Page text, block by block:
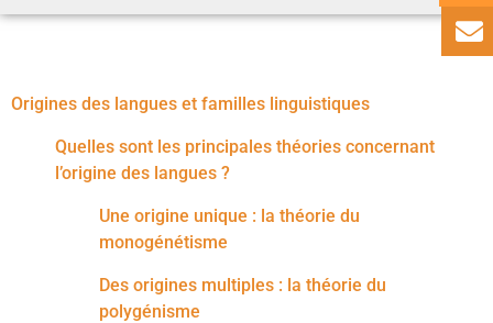
Origines des langues et familles linguistiques
Quelles sont les principales théories concernant
l’origine des langues ?
Une origine unique : la théorie du
monogénétisme
Des origines multiples : la théorie du
polygénisme